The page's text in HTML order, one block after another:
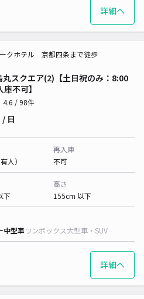
詳細へ
丸スクエア(2)【土日祝のみ：8:00
不可】
クホテル 京都四条まで徒歩
4.6 / 98件
/ 日
人）
再入庫
不可
下
高さ
155cm 以下
中型車ワンボックス大型車・SUV
詳細へ